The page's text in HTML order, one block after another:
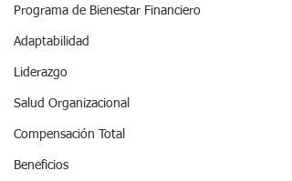
Programa de Bienestar Financiero
Adaptabilidad
Liderazgo
Salud Organizacional
Compensación Total
Beneficios